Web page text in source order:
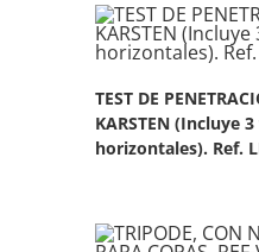
TEST DE
KARSTEN (Incluye
horizontales). Ref.